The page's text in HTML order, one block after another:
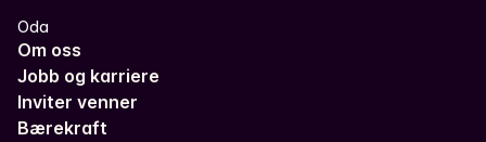
Oda
Om oss
Jobb og karriere
Inviter venner
Bærekraft